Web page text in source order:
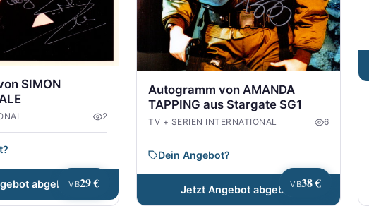
VB29 €
SIMON
2
abgeben VB38 €
Autogramm von AMANDA
TAPPING aus Stargate SG1
TV + SERIEN INTERNATIONAL 6
Dein Angebot?
Jetzt Angebot abgeben